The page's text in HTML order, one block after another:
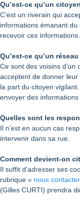
Qu’est-ce qu’un
C’est un riverain qui
informations émanant
recevoir ces informations.
Qu’est-ce qu’un
Ce sont des voisins
acceptent de donner
la part du citoyen
envoyer des
Quelles sont les
Il n’est en aucun cas
intervenir dans sa rue.
Comment devient-on
Il suffit d’adresser ses
rubrique « nous contacter
(Gilles CURTI) prendra